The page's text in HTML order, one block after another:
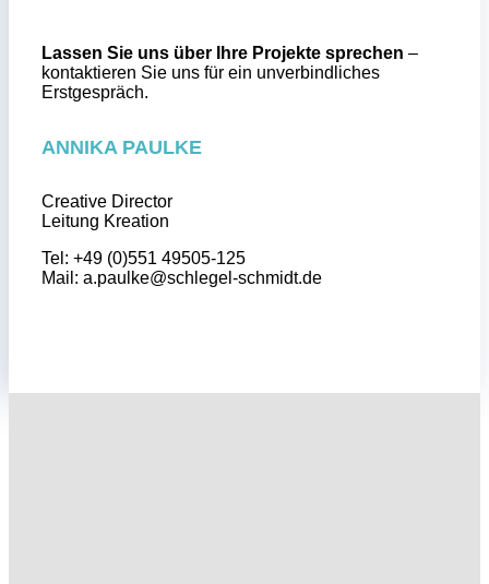
Lassen Sie uns über Ihre Projekte sprechen –
kontaktieren Sie uns für ein unverbindliches
Erstgespräch.
ANNIKA PAULKE
Creative Director
Leitung Kreation
Tel: +49 (0)551 49505-125
Mail: a.paulke@schlegel-schmidt.de